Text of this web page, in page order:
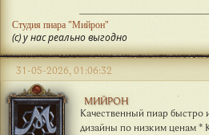
Студия пиара "Мийрон"
(с) у нас реально выгодно
МИЙРОН
Качественный пиар быстро
дизайны по низким ценам *
31-05-2026, 01:06:32